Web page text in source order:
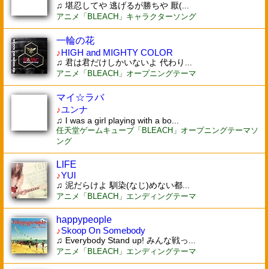
♫ 堪忍してや 逃げるが勝ちや 厭(...
アニメ「BLEACH」キャラクターソング
一輪の花
♪HIGH and MIGHTY COLOR
♫ 君は君だけしかいないよ 代わり...
アニメ「BLEACH」オープニングテーマ
マイ☆ラバ
♪ユンナ
♫ I was a girl playing with a bo...
任天堂ゲームキューブ「BLEACH」オープニングテーマソ
ング
LIFE
♪YUI
♫ 泥だらけよ 馴染(なじ)めない都...
アニメ「BLEACH」エンディングテーマ
happypeople
♪Skoop On Somebody
♫ Everybody Stand up! みんな戦っ...
アニメ「BLEACH」エンディングテーマ